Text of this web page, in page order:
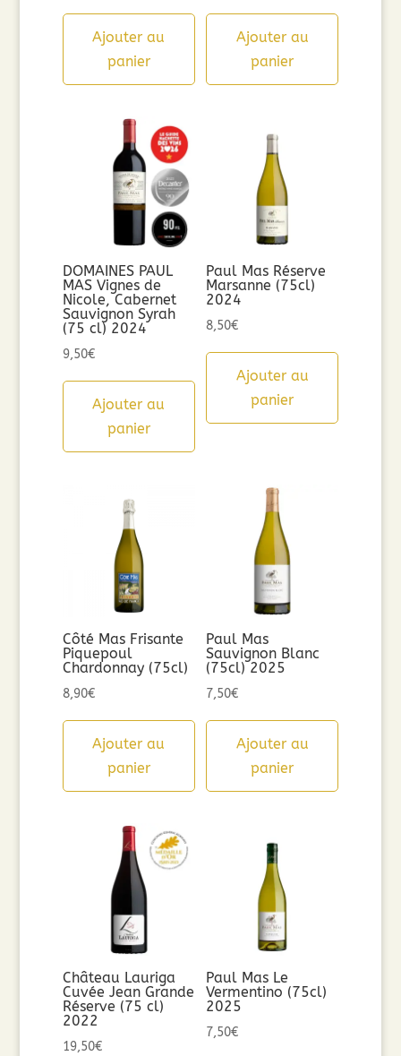
Ajouter au
panier
Ajouter au
panier
DOMAINES PAUL
MAS Vignes de
Nicole, Cabernet
Sauvignon Syrah
(75 cl) 2024
9,50€
Ajouter au
panier
Paul Mas Réserve
Marsanne (75cl)
2024
8,50€
Ajouter au
panier
Côté Mas Frisante
Piquepoul
Chardonnay (75cl)
8,90€
Ajouter au
panier
Paul Mas
Sauvignon Blanc
(75cl) 2025
7,50€
Ajouter au
panier
Château Lauriga
Cuvée Jean Grande
Réserve (75 cl)
2022
19,50€
Paul Mas Le
Vermentino (75cl)
2025
7,50€